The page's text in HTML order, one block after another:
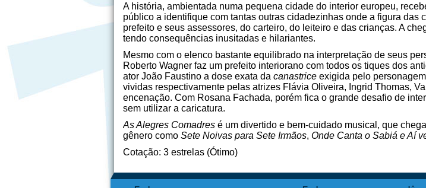
A história, ambientada numa pequena cidade do interior europeu,
público a identifique com tantas outras cidadezinhas onde a figura
prefeito e seus assessores, do carteiro, do leiteiro e das crianças. A
tendo consequências inusitadas e hilariantes.
Mesmo com o elenco bastante equilibrado na interpretação de seus
Roberto Wagner faz um prefeito interiorano com todos os tiques dos
ator João Faustino a dose exata da canastrice exigida pelo
vividas respectivamente pelas atrizes Flávia Oliveira, Ingrid Thomas,
encenação. Com Rosana Fachada, porém fica o grande desafio de
sem utilizar a caricatura.
As Alegres Comadres é um divertido e bem-cuidado musical, que
gênero como Sete Noivas para Sete Irmãos, Onde Canta o Sabiá e Aí
Cotação: 3 estrelas (Ótimo)